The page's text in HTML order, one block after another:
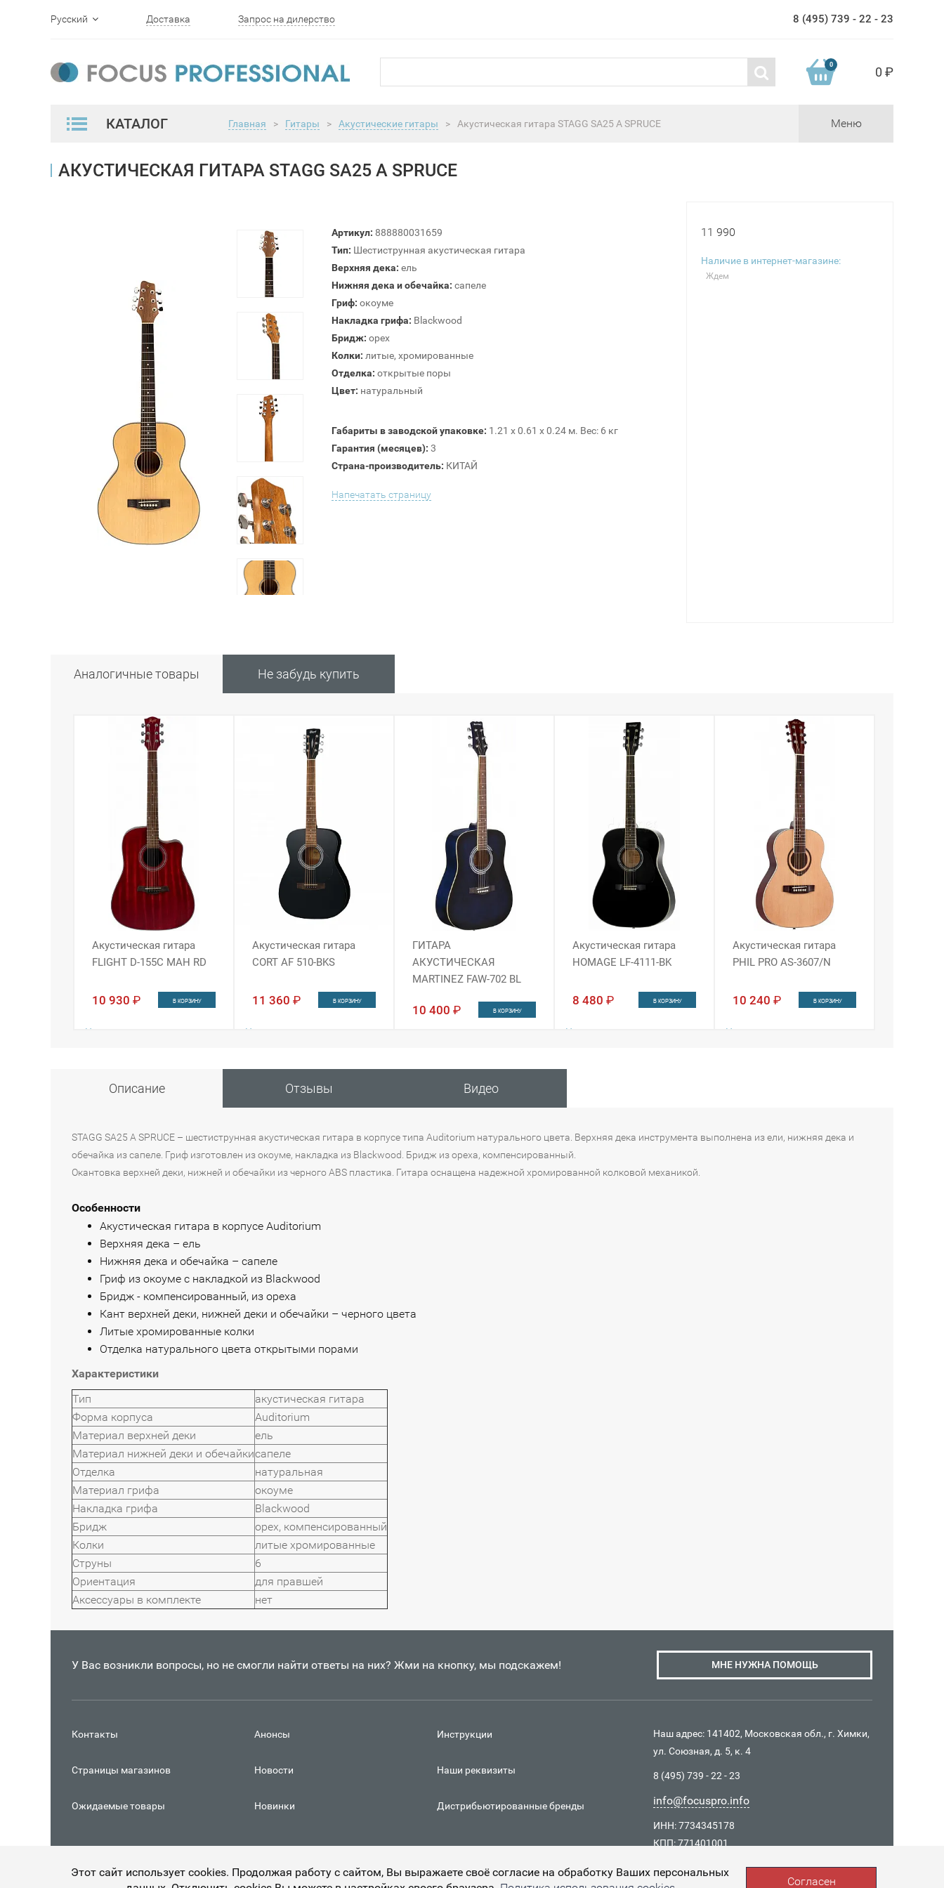
Этот сайт использует cookies. Продолжая работу с сайтом, Вы выражаете своё согласие на обработку Ваших персональных
Согласен
Русский
Доставка Запрос на дилерство 8 (495) 739 - 22 - 23
0 0 ₽
КАТАЛОГ Главная > Гитары > Акустические гитары > Акустическая гитара STAGG SA25 A SPRUCE Меню
АКУСТИЧЕСКАЯ ГИТАРА STAGG SA25 A SPRUCE
Артикул: 888880031659
Тип: Шестиструнная акустическая гитара
Верхняя дека: ель
Нижняя дека и обечайка: сапеле
Гриф: окоуме
Накладка грифа: Blackwood
Бридж: орех
Колки: литые, хромированные
Отделка: открытые поры
Цвет: натуральный
Габариты в заводской упаковке: 1.21 x 0.61 x 0.24 м. Вес: 6 кг
Гарантия (месяцев): 3
Страна-производитель: КИТАЙ
Напечатать страницу
11 990
Наличие в интернет-магазине:
Ждем
Аналогичные товары Не забудь купить
Акустическая гитара
FLIGHT D-155C MAH RD
10 930 ₽ В КОРЗИНУ
Наличие:
Санкт-Петербург в 1 из 4
Акустическая гитара
CORT AF 510-BKS
11 360 ₽ В КОРЗИНУ
Наличие:
Интернет-магазин
ГИТАРА
АКУСТИЧЕСКАЯ
MARTINEZ FAW-702 BL
10 400 ₽ В КОРЗИНУ
в 1 из 5
Акустическая гитара
HOMAGE LF-4111-BK
8 480 ₽ В КОРЗИНУ
Наличие:
Москва
Акустическая гитара
PHIL PRO AS-3607/N
10 240 ₽ В КОРЗИНУ
Наличие:
Описание Отзывы Видео
STAGG SA25 A SPRUCE – шестиструнная акустическая гитара в корпусе типа Auditorium натурального цвета. Верхняя дека инструмента выполнена из ели, нижняя дека и
обечайка из сапеле. Гриф изготовлен из окоуме, накладка из Blackwood. Бридж из ореха, компенсированный.
Окантовка верхней деки, нижней и обечайки из черного ABS пластика. Гитара оснащена надежной хромированной колковой механикой.
Особенности
Акустическая гитара в корпусе Auditorium
Верхняя дека – ель
Нижняя дека и обечайка – сапеле
Гриф из окоуме с накладкой из Blackwood
Бридж - компенсированный, из ореха
Кант верхней деки, нижней деки и обечайки – черного цвета
Литые хромированные колки
Отделка натурального цвета открытыми порами
Характеристики
Тип
акустическая гитара
Форма корпуса
Auditorium
Материал верхней деки
ель
Материал нижней деки и обечайкисапеле
Отделка
натуральная
Материал грифа
окоуме
Накладка грифа
Blackwood
Бридж
орех, компенсированный
Колки
литые хромированные
Струны
6
Ориентация
для правшей
Аксессуары в комплекте
нет
У Вас возникли вопросы, но не смогли найти ответы на них? Жми на кнопку, мы подскажем! МНЕ НУЖНА ПОМОЩЬ
Контакты
Страницы магазинов
Ожидаемые товары
Анонсы
Новости
Новинки
Инструкции
Наши реквизиты
Дистрибьютированные бренды
Наш адрес: 141402, Московская обл., г. Химки,
ул. Союзная, д. 5, к. 4
8 (495) 739 - 22 - 23
info@focuspro.info
ИНН: 7734345178
КПП: 771401001